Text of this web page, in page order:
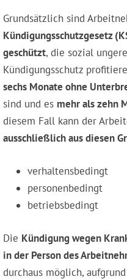
Grundsätzlich sind
Kündigungsschutzgesetz
geschützt, die sozial
Kündigungsschutz
sechs Monate ohne
sind und es mehr als zehn
diesem Fall kann der
ausschließlich aus diesen
verhaltensbedingt
personenbedingt
betriebsbedingt
Die Kündigung wegen
in der Person des
durchaus möglich,